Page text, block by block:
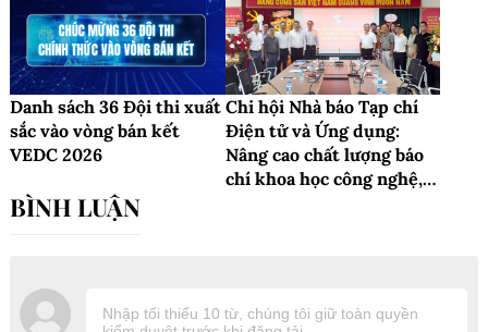
Danh sách 36 Đội thi xuất
sắc vào vòng bán kết
VEDC 2026
Chi hội Nhà báo Tạp chí
Điện tử và Ứng dụng:
Nâng cao chất lượng báo
chí khoa học công nghệ,